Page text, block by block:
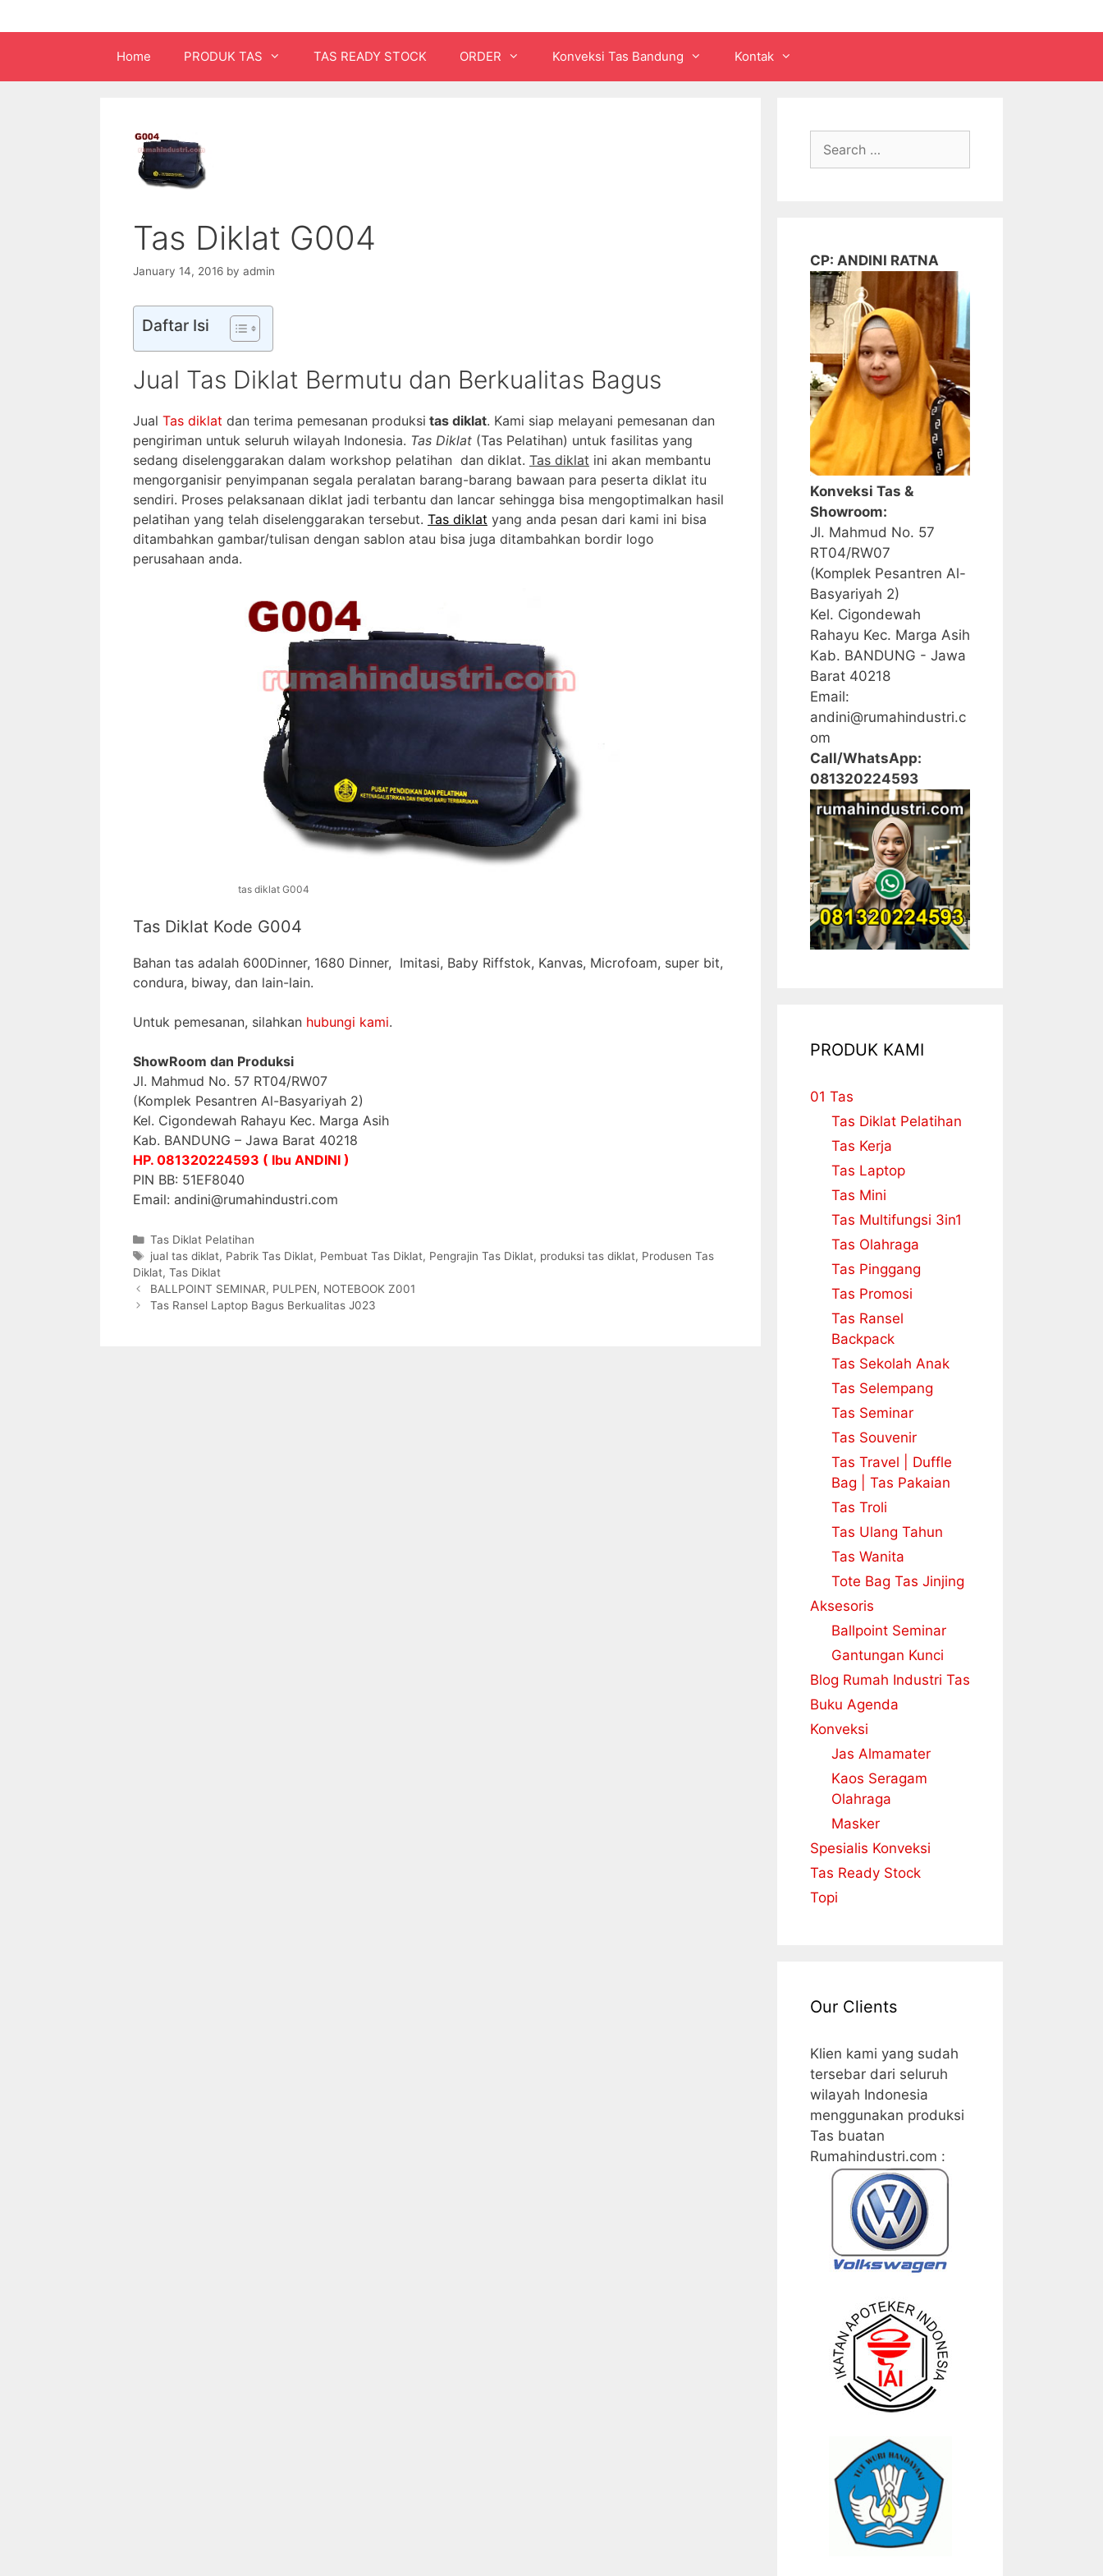
Home PRODUK TAS TAS READY STOCK ORDER Konveksi Tas Bandung Kontak
Tas Diklat G004
January 14, 2016 by admin
Daftar Isi
Jual Tas Diklat Bermutu dan Berkualitas Bagus
Jual Tas diklat dan terima pemesanan produksi tas diklat. Kami siap melayani pemesanan dan
pengiriman untuk seluruh wilayah Indonesia. Tas Diklat (Tas Pelatihan) untuk fasilitas yang
sedang diselenggarakan dalam workshop pelatihan dan diklat. Tas diklat ini akan membantu
mengorganisir penyimpanan segala peralatan barang-barang bawaan para peserta diklat itu
sendiri. Proses pelaksanaan diklat jadi terbantu dan lancar sehingga bisa mengoptimalkan hasil
pelatihan yang telah diselenggarakan tersebut. Tas diklat yang anda pesan dari kami ini bisa
ditambahkan gambar/tulisan dengan sablon atau bisa juga ditambahkan bordir logo
perusahaan anda.
tas diklat G004
Tas Diklat Kode G004
Bahan tas adalah 600Dinner, 1680 Dinner, Imitasi, Baby Riffstok, Kanvas, Microfoam, super bit,
condura, biway, dan lain-lain.
Untuk pemesanan, silahkan hubungi kami.
ShowRoom dan Produksi
Jl. Mahmud No. 57 RT04/RW07
(Komplek Pesantren Al-Basyariyah 2)
Kel. Cigondewah Rahayu Kec. Marga Asih
Kab. BANDUNG – Jawa Barat 40218
HP. 081320224593 ( Ibu ANDINI )
PIN BB: 51EF8040
Email: andini@rumahindustri.com
Categories
Tas Diklat Pelatihan
Tags
jual tas diklat, Pabrik Tas Diklat, Pembuat Tas Diklat, Pengrajin Tas Diklat, produksi tas diklat, Produsen Tas
Diklat, Tas Diklat
BALLPOINT SEMINAR, PULPEN, NOTEBOOK Z001
Tas Ransel Laptop Bagus Berkualitas J023
for:
CP: ANDINI RATNA
Konveksi Tas &
Showroom:
Jl. Mahmud No. 57
RT04/RW07
(Komplek Pesantren Al-
Basyariyah 2)
Kel. Cigondewah
Rahayu Kec. Marga Asih
Kab. BANDUNG - Jawa
Barat 40218
Email:
andini@rumahindustri.c
om
Call/WhatsApp:
081320224593
PRODUK KAMI
01 Tas
Tas Diklat Pelatihan
Tas Kerja
Tas Laptop
Tas Mini
Tas Multifungsi 3in1
Tas Olahraga
Tas Pinggang
Tas Promosi
Tas Ransel
Backpack
Tas Sekolah Anak
Tas Selempang
Tas Seminar
Tas Souvenir
Tas Travel | Duffle
Bag | Tas Pakaian
Tas Troli
Tas Ulang Tahun
Tas Wanita
Tote Bag Tas Jinjing
Aksesoris
Ballpoint Seminar
Gantungan Kunci
Blog Rumah Industri Tas
Buku Agenda
Konveksi
Jas Almamater
Kaos Seragam
Olahraga
Masker
Spesialis Konveksi
Tas Ready Stock
Topi
Our Clients
Klien kami yang sudah
tersebar dari seluruh
wilayah Indonesia
menggunakan produksi
Tas buatan
Rumahindustri.com :